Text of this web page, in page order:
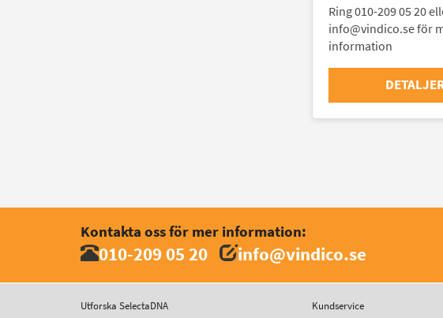
Ring 010-209 05 20
info@vindico.se för
information
Kontakta oss för mer information:
010-209 05 20 info@vindico.se
Utforska SelectaDNA
Kundservice